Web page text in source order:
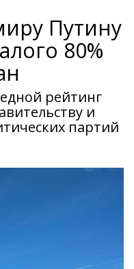
Путину
80%
рейтинг
и
партий